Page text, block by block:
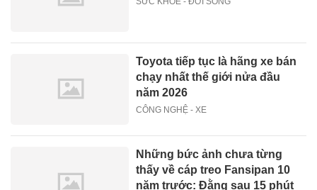
Toyota tiếp tục là hãng xe bán
chạy nhất thế giới nửa đầu
năm 2026
CÔNG NGHỆ - XE
Những bức ảnh chưa từng
thấy về cáp treo Fansipan 10
năm trước: Đằng sau 15 phút